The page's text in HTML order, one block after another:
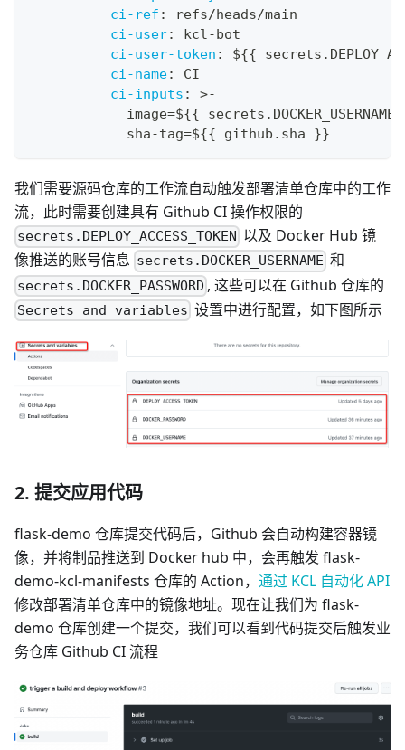
ci-ref :
refs/heads/main
ci-user: kcl-bot
ci-user-token : ${{
ci-name:
CI
ci-inputs : >-
            image=$
{{ secrets.DOCKER_USERNAME
            sha
-tag=${{ github.sha }}
我们需要源码仓库的工作流自动触发部署清单仓库中的工作
流，此时需要创建具有 Github CI 操作权限的
secrets.DEPLOY_ACCESS_TOKEN 以及 Docker Hub 镜
像推送的账号信息 secrets.DOCKER_USERNAME 和
secrets.DOCKER_PASSWORD , 这些可以在 Github 仓库的
Secrets and variables 设置中进行配置，如下图所示
2. 提交应用代码
flask-demo 仓库提交代码后，Github 会自动构建容器镜
像，并将制品推送到 Docker hub 中，会再触发 flask-
demo-kcl-manifests 仓库的 Action， 通过 KCL 自动化 API
修改部署清单仓库中的镜像地址。现在让我们为 flask-
demo 仓库创建一个提交，我们可以看到代码提交后触发业
务仓库 Github CI 流程